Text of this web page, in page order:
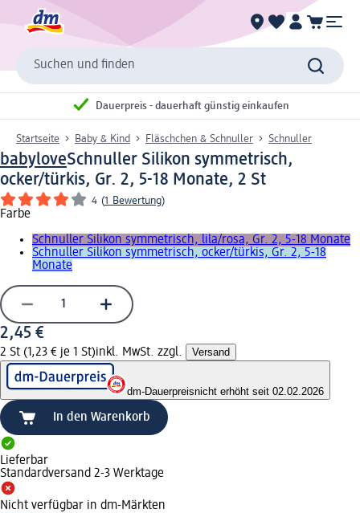
Suchen und finden
Dauerpreis - dauerhaft günstig einkaufen
Startseite Baby & Kind Fläschchen & Schnuller Schnuller
babyloveSchnuller Silikon symmetrisch,
ocker/türkis, Gr. 2, 5-18 Monate, 2 St
4 (1 Bewertung)
Farbe
Schnuller Silikon symmetrisch, lila/rosa, Gr. 2, 5-18 Monate
Schnuller Silikon symmetrisch, ocker/türkis, Gr. 2, 5-18
Monate
2,45 €
2 St (1,23 € je 1 St)inkl. MwSt. zzgl. Versand
dm-Dauerpreisnicht erhöht seit 02.02.2026
In den Warenkorb
Lieferbar
Standardversand 2-3 Werktage
Nicht verfügbar in dm-Märkten